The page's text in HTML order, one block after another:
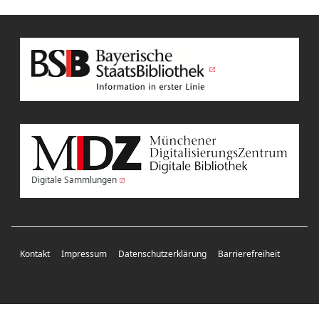
Digitale Sammlungen
Kontakt Impressum Datenschutzerklärung Barrierefreiheit